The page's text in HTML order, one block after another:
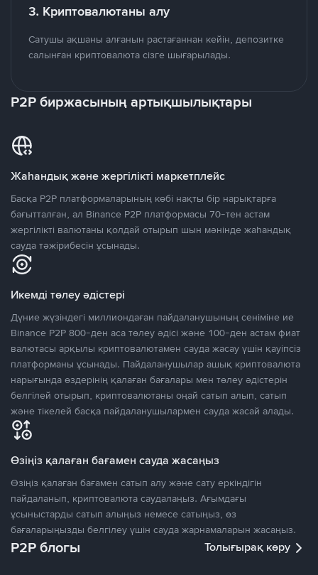
3. Криптовалютаны алу
Сатушы ақшаны алғанын растағаннан кейін, депозитке
салынған криптовалюта сізге шығарылады.
P2P биржасының артықшылықтары
Жаһандық және жергілікті маркетплейс
Басқа P2P платформаларының көбі нақты бір нарықтарға
бағытталған, ал Binance P2P платформасы 70-тен астам
жергілікті валютаны қолдай отырып шын мәнінде жаһандық
сауда тәжірибесін ұсынады.
Икемді төлеу әдістері
Дүние жүзіндегі миллиондаған пайдаланушының сеніміне ие
Binance P2P 800-ден аса төлеу әдісі және 100-ден астам фиат
валютасы арқылы криптовалютамен сауда жасау үшін қауіпсіз
платформаны ұсынады. Пайдаланушылар ашық криптовалюта
нарығында өздерінің қалаған бағалары мен төлеу әдістерін
белгілей отырып, криптовалютаны оңай сатып алып, сатып
және тікелей басқа пайдаланушылармен сауда жасай алады.
Өзіңіз қалаған бағамен сауда жасаңыз
Өзіңіз қалаған бағамен сатып алу және сату еркіндігін
пайдаланып, криптовалюта саудалаңыз. Ағымдағы
ұсыныстарды сатып алыңыз немесе сатыңыз, өз
бағаларыңызды белгілеу үшін сауда жарнамаларын жасаңыз.
P2P блогы Толығырақ көру